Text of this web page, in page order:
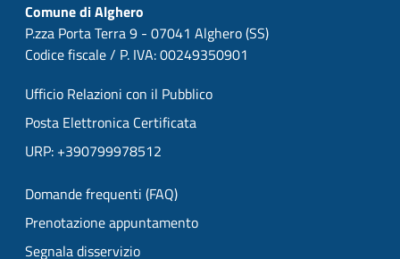
Comune di Alghero
P.zza Porta Terra 9 - 07041 Alghero (SS)
Codice fiscale / P. IVA: 00249350901
Ufficio Relazioni con il Pubblico
Posta Elettronica Certificata
URP: +390799978512
Domande frequenti (FAQ)
Prenotazione appuntamento
Segnala disservizio